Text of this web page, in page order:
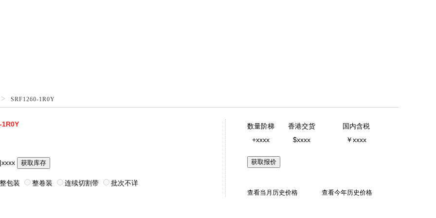
> SRF1260-1R0Y
1R0Y
获取库存
整包装 整卷装 连续切割带 批次不详
数量阶梯 香港交货
国内含税
+xxxx
$xxxx ￥xxxx
获取报价
查看当月历史价格 查看今年历史价格